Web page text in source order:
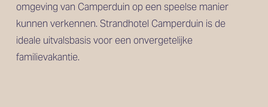
omgeving van Camperduin op een speelse manier
kunnen verkennen. Strandhotel Camperduin is de
ideale uitvalsbasis voor een onvergetelijke
familievakantie.